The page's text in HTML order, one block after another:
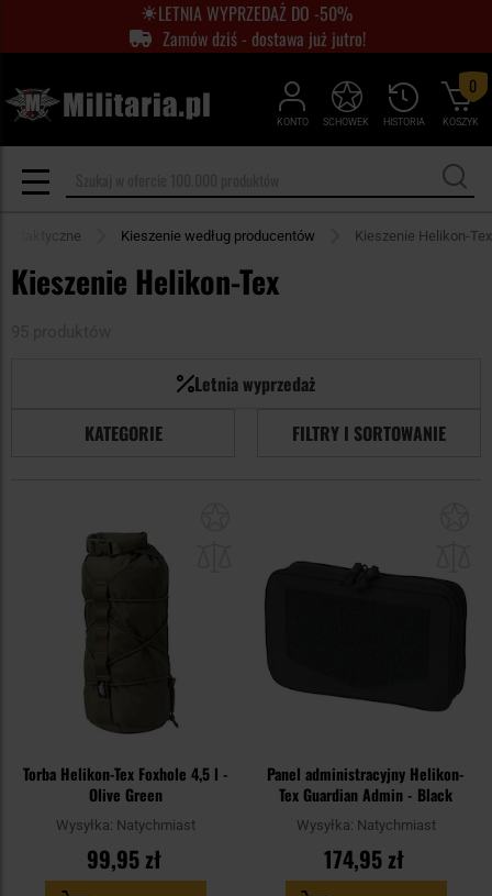
LETNIA WYPRZEDAŻ DO -50%
Zamów dziś - dostawa już jutro!
KONTO HISTORIA
SCHOWEK KOSZYK
0
taktyczne Kieszenie według producentów Kieszenie Helikon-Tex
Kieszenie Helikon-Tex
Letnia wyprzedaż
KATEGORIE
FILTRY I SORTOWANIE
schowka
Torba Helikon-Tex Foxhole 4,5 l -
Olive Green
Wysyłka: Natychmiast
99,95 zł
Panel administracyjny Helikon-
Tex Guardian Admin - Black
Wysyłka: Natychmiast
174,95 zł